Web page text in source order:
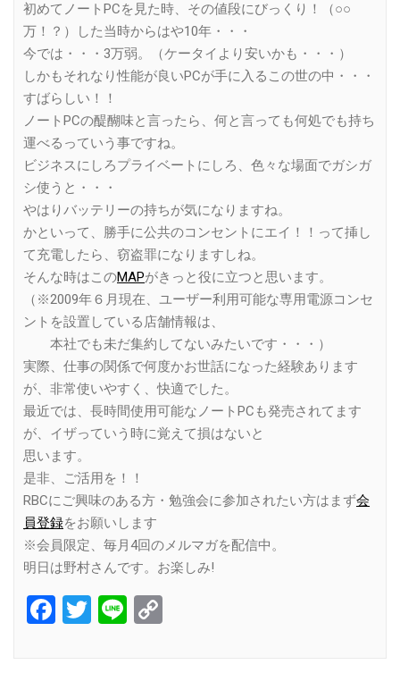
初めてノートPCを見た時、その値段にびっくり！（○○
万！？）した当時からはや10年・・・
今では・・・3万弱。（ケータイより安いかも・・・）
しかもそれなり性能が良いPCが手に入るこの世の中・・・
すばらしい！！
ノートPCの醍醐味と言ったら、何と言っても何処でも持ち
運べるっていう事ですね。
ビジネスにしろプライベートにしろ、色々な場面でガシガ
シ使うと・・・
やはりバッテリーの持ちが気になりますね。
かといって、勝手に公共のコンセントにエイ！！って挿し
て充電したら、窃盗罪になりますしね。
そんな時はこのMAPがきっと役に立つと思います。
（※2009年６月現在、ユーザー利用可能な専用電源コンセ
ントを設置している店舗情報は、
本社でも未だ集約してないみたいです・・・）
実際、仕事の関係で何度かお世話になった経験あります
が、非常使いやすく、快適でした。
最近では、長時間使用可能なノートPCも発売されてます
が、イザっていう時に覚えて損はないと
思います。
是非、ご活用を！！
RBCにご興味のある方・勉強会に参加されたい方はまず会
員登録をお願いします
※会員限定、毎月4回のメルマガを配信中。
明日は野村さんです。お楽しみ!
Facebook
Twitter
Line